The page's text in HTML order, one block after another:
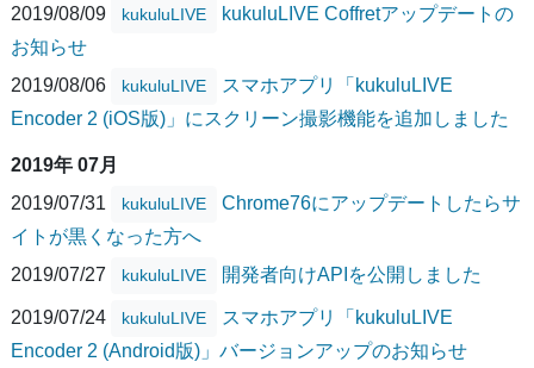
2019/08/09 kukuluLIVE
kukuluLIVE Coffretアップデートの
お知らせ
2019/08/06
kukuluLIVE
スマホアプリ「kukuluLIVE
Encoder 2 (iOS版)」にスクリーン撮影機能を追加しました
2019年 07月
2019/07/31
kukuluLIVE
Chrome76にアップデートしたらサ
イトが黒くなった方へ
2019/07/27
kukuluLIVE 開発者向けAPIを公開しました
2019/07/24 kukuluLIVE
スマホアプリ「kukuluLIVE
Encoder 2 (Android版)」バージョンアップのお知らせ